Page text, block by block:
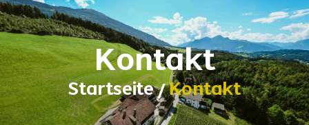
Kontakt
Startseite/Kontakt